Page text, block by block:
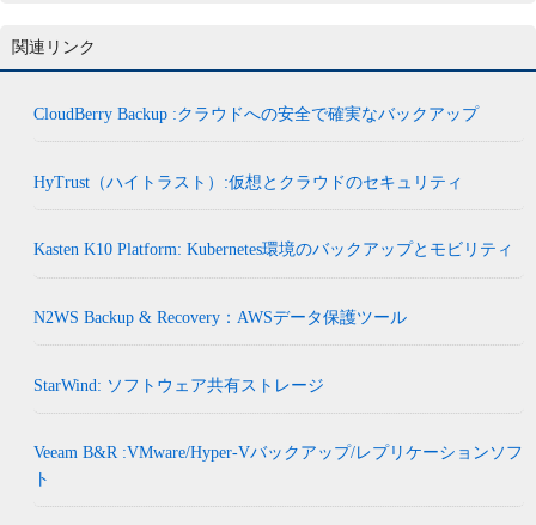
関連リンク
CloudBerry Backup :クラウドへの安全で確実なバックアップ
HyTrust（ハイトラスト）:仮想とクラウドのセキュリティ
Kasten K10 Platform: Kubernetes環境のバックアップとモビリティ
N2WS Backup & Recovery：AWSデータ保護ツール
StarWind: ソフトウェア共有ストレージ
Veeam B&R :VMware/Hyper-Vバックアップ/レプリケーションソフ
ト